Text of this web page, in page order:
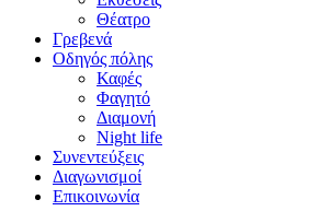
Θέατρο
Γρεβενά
Οδηγός πόλης
Καφές
Φαγητό
Διαμονή
Night life
Συνεντεύξεις
Διαγωνισμοί
Επικοινωνία